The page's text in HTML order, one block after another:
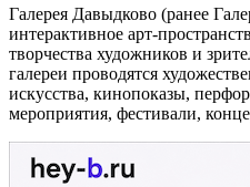
Галерея Давыдково (ранее
интерактивное арт-
творчества художников и
галереи проводятся
искусства, кинопоказы,
мероприятия, фестивали,